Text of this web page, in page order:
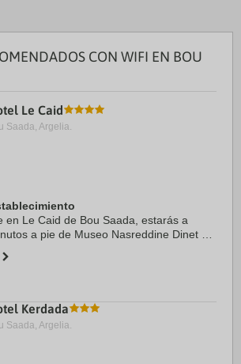
CON WIFI EN BOU
Le Caid
Saada, Argelia.
en Le Caid de Bou Saada, estarás a
a pie de Museo Nasreddine Dinet y
de Plaza del Mártir de ...
Kerdada
Saada, Argelia.